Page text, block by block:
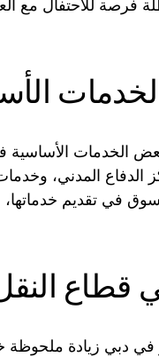
فرصة للاحتفال مع
الخدمات
الدفاع المدني،
في تقديم
قطاع
في دبي زيادة ملحوظة